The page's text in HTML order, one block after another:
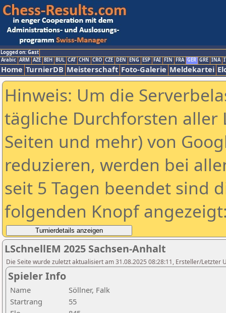
Logged on: Gast
Arabic ARM AZE BIH BUL CAT CHN CRO CZE DEN ENG ESP FAI FIN FRA GER GRE INA
Home TurnierDB Meisterschaft Foto-Galerie Meldekartei
Hinweis: Um die
tägliche Durchforsten aller
Seiten und mehr) von
reduzieren, werden bei
seit 5 Tagen beendet sind
folgenden Knopf
LSchnellEM 2025 Sachsen-Anhalt
Die Seite wurde zuletzt aktualisiert am 31.08.2025 08:28:11, Ersteller/Letzter
Spieler Info
Name
Söllner, Falk
Startrang
55